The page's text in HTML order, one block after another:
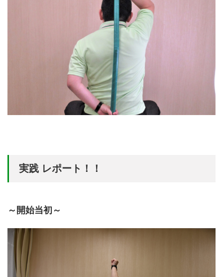
実践 レポート！！
～開始当初～